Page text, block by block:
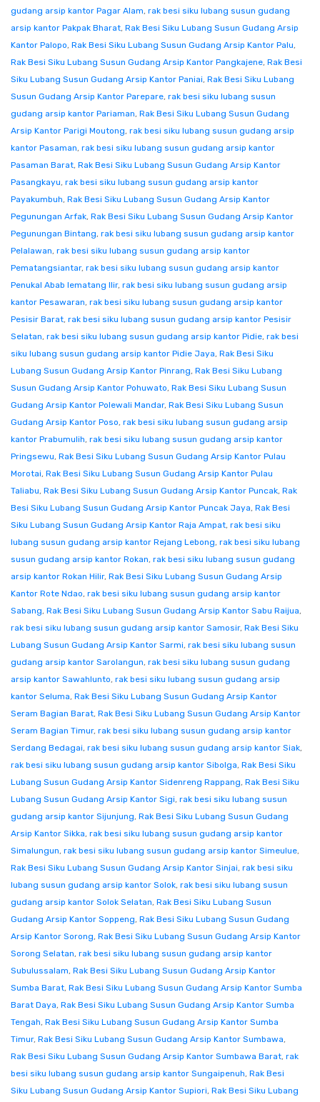
gudang arsip kantor Pagar Alam, rak besi siku lubang susun gudang
arsip kantor Pakpak Bharat, Rak Besi Siku Lubang Susun Gudang Arsip
Kantor Palopo, Rak Besi Siku Lubang Susun Gudang Arsip Kantor Palu,
Rak Besi Siku Lubang Susun Gudang Arsip Kantor Pangkajene, Rak Besi
Siku Lubang Susun Gudang Arsip Kantor Paniai, Rak Besi Siku Lubang
Susun Gudang Arsip Kantor Parepare, rak besi siku lubang susun
gudang arsip kantor Pariaman, Rak Besi Siku Lubang Susun Gudang
Arsip Kantor Parigi Moutong, rak besi siku lubang susun gudang arsip
kantor Pasaman, rak besi siku lubang susun gudang arsip kantor
Pasaman Barat, Rak Besi Siku Lubang Susun Gudang Arsip Kantor
Pasangkayu, rak besi siku lubang susun gudang arsip kantor
Payakumbuh, Rak Besi Siku Lubang Susun Gudang Arsip Kantor
Pegunungan Arfak, Rak Besi Siku Lubang Susun Gudang Arsip Kantor
Pegunungan Bintang, rak besi siku lubang susun gudang arsip kantor
Pelalawan, rak besi siku lubang susun gudang arsip kantor
Pematangsiantar, rak besi siku lubang susun gudang arsip kantor
Penukal Abab lematang Ilir, rak besi siku lubang susun gudang arsip
kantor Pesawaran, rak besi siku lubang susun gudang arsip kantor
Pesisir Barat, rak besi siku lubang susun gudang arsip kantor Pesisir
Selatan, rak besi siku lubang susun gudang arsip kantor Pidie, rak besi
siku lubang susun gudang arsip kantor Pidie Jaya, Rak Besi Siku
Lubang Susun Gudang Arsip Kantor Pinrang, Rak Besi Siku Lubang
Susun Gudang Arsip Kantor Pohuwato, Rak Besi Siku Lubang Susun
Gudang Arsip Kantor Polewali Mandar, Rak Besi Siku Lubang Susun
Gudang Arsip Kantor Poso, rak besi siku lubang susun gudang arsip
kantor Prabumulih, rak besi siku lubang susun gudang arsip kantor
Pringsewu, Rak Besi Siku Lubang Susun Gudang Arsip Kantor Pulau
Morotai, Rak Besi Siku Lubang Susun Gudang Arsip Kantor Pulau
Taliabu, Rak Besi Siku Lubang Susun Gudang Arsip Kantor Puncak, Rak
Besi Siku Lubang Susun Gudang Arsip Kantor Puncak Jaya, Rak Besi
Siku Lubang Susun Gudang Arsip Kantor Raja Ampat, rak besi siku
lubang susun gudang arsip kantor Rejang Lebong, rak besi siku lubang
susun gudang arsip kantor Rokan, rak besi siku lubang susun gudang
arsip kantor Rokan Hilir, Rak Besi Siku Lubang Susun Gudang Arsip
Kantor Rote Ndao, rak besi siku lubang susun gudang arsip kantor
Sabang, Rak Besi Siku Lubang Susun Gudang Arsip Kantor Sabu Raijua,
rak besi siku lubang susun gudang arsip kantor Samosir, Rak Besi Siku
Lubang Susun Gudang Arsip Kantor Sarmi, rak besi siku lubang susun
gudang arsip kantor Sarolangun, rak besi siku lubang susun gudang
arsip kantor Sawahlunto, rak besi siku lubang susun gudang arsip
kantor Seluma, Rak Besi Siku Lubang Susun Gudang Arsip Kantor
Seram Bagian Barat, Rak Besi Siku Lubang Susun Gudang Arsip Kantor
Seram Bagian Timur, rak besi siku lubang susun gudang arsip kantor
Serdang Bedagai, rak besi siku lubang susun gudang arsip kantor Siak,
rak besi siku lubang susun gudang arsip kantor Sibolga, Rak Besi Siku
Lubang Susun Gudang Arsip Kantor Sidenreng Rappang, Rak Besi Siku
Lubang Susun Gudang Arsip Kantor Sigi, rak besi siku lubang susun
gudang arsip kantor Sijunjung, Rak Besi Siku Lubang Susun Gudang
Arsip Kantor Sikka, rak besi siku lubang susun gudang arsip kantor
Simalungun, rak besi siku lubang susun gudang arsip kantor Simeulue,
Rak Besi Siku Lubang Susun Gudang Arsip Kantor Sinjai, rak besi siku
lubang susun gudang arsip kantor Solok, rak besi siku lubang susun
gudang arsip kantor Solok Selatan, Rak Besi Siku Lubang Susun
Gudang Arsip Kantor Soppeng, Rak Besi Siku Lubang Susun Gudang
Arsip Kantor Sorong, Rak Besi Siku Lubang Susun Gudang Arsip Kantor
Sorong Selatan, rak besi siku lubang susun gudang arsip kantor
Subulussalam, Rak Besi Siku Lubang Susun Gudang Arsip Kantor
Sumba Barat, Rak Besi Siku Lubang Susun Gudang Arsip Kantor Sumba
Barat Daya, Rak Besi Siku Lubang Susun Gudang Arsip Kantor Sumba
Tengah, Rak Besi Siku Lubang Susun Gudang Arsip Kantor Sumba
Timur, Rak Besi Siku Lubang Susun Gudang Arsip Kantor Sumbawa,
Rak Besi Siku Lubang Susun Gudang Arsip Kantor Sumbawa Barat, rak
besi siku lubang susun gudang arsip kantor Sungaipenuh, Rak Besi
Siku Lubang Susun Gudang Arsip Kantor Supiori, Rak Besi Siku Lubang